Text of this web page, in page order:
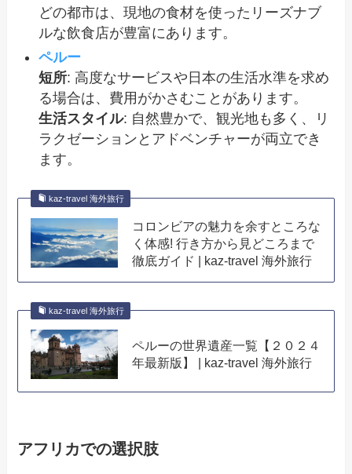
どの都市は、現地の食材を使ったリーズナブ
ルな飲食店が豊富にあります。
ペルー
短所: 高度なサービスや日本の生活水準を求め
る場合は、費用がかさむことがあります。
生活スタイル: 自然豊かで、観光地も多く、リ
ラクゼーションとアドベンチャーが両立でき
ます。
kaz-travel 海外旅行
コロンビアの魅力を余すところな
く体感! 行き方から見どころまで
徹底ガイド | kaz-travel 海外旅行
kaz-travel 海外旅行
ペルーの世界遺産一覧【２０２４
年最新版】 | kaz-travel 海外旅行
アフリカでの選択肢